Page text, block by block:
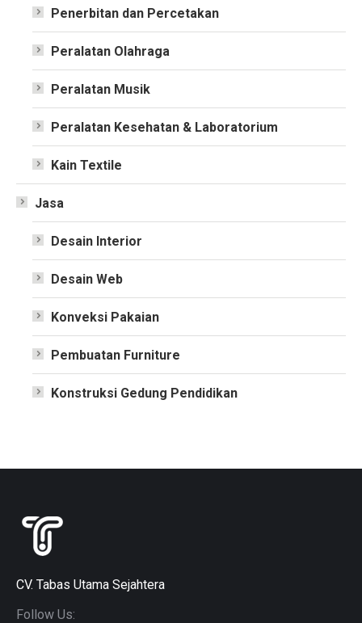
Penerbitan dan Percetakan
Peralatan Olahraga
Peralatan Musik
Peralatan Kesehatan & Laboratorium
Kain Textile
Jasa
Desain Interior
Desain Web
Konveksi Pakaian
Pembuatan Furniture
Konstruksi Gedung Pendidikan
CV. Tabas Utama Sejahtera
Follow Us: